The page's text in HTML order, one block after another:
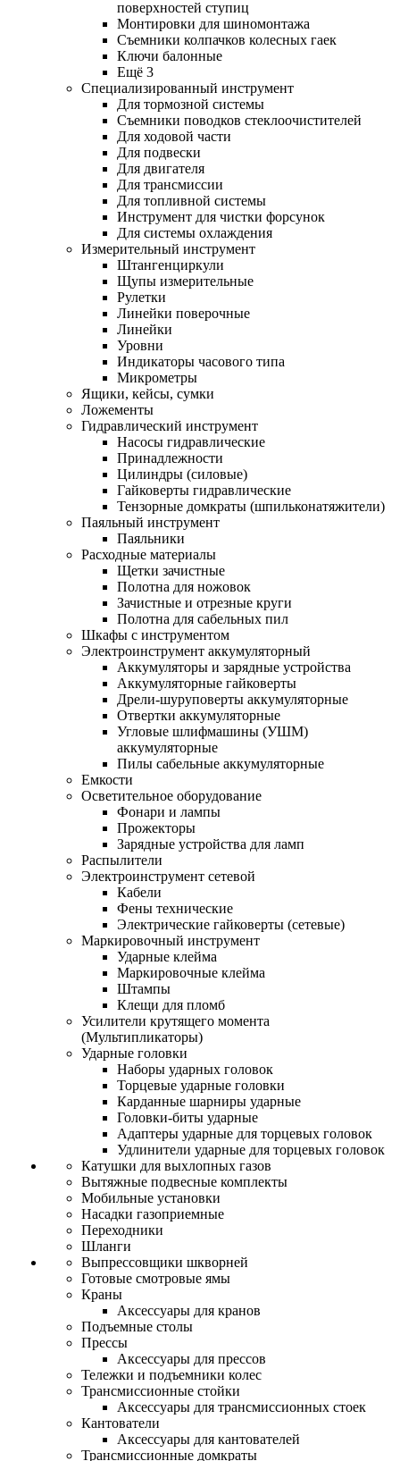
поверхностей ступиц
Монтировки для шиномонтажа
Съемники колпачков колесных гаек
Ключи балонные
Ещё 3
Специализированный инструмент
Для тормозной системы
Съемники поводков стеклоочистителей
Для ходовой части
Для подвески
Для двигателя
Для трансмиссии
Для топливной системы
Инструмент для чистки форсунок
Для системы охлаждения
Измерительный инструмент
Штангенциркули
Щупы измерительные
Рулетки
Линейки поверочные
Линейки
Уровни
Индикаторы часового типа
Микрометры
Ящики, кейсы, сумки
Ложементы
Гидравлический инструмент
Насосы гидравлические
Принадлежности
Цилиндры (силовые)
Гайковерты гидравлические
Тензорные домкраты (шпильконатяжители)
Паяльный инструмент
Паяльники
Расходные материалы
Щетки зачистные
Полотна для ножовок
Зачистные и отрезные круги
Полотна для сабельных пил
Шкафы с инструментом
Электроинструмент аккумуляторный
Аккумуляторы и зарядные устройства
Аккумуляторные гайковерты
Дрели-шуруповерты аккумуляторные
Отвертки аккумуляторные
Угловые шлифмашины (УШМ)
аккумуляторные
Пилы сабельные аккумуляторные
Емкости
Осветительное оборудование
Фонари и лампы
Прожекторы
Зарядные устройства для ламп
Распылители
Электроинструмент сетевой
Кабели
Фены технические
Электрические гайковерты (сетевые)
Маркировочный инструмент
Ударные клейма
Маркировочные клейма
Штампы
Клещи для пломб
Усилители крутящего момента
(Мультипликаторы)
Ударные головки
Наборы ударных головок
Торцевые ударные головки
Карданные шарниры ударные
Головки-биты ударные
Адаптеры ударные для торцевых головок
Удлинители ударные для торцевых головок
Катушки для выхлопных газов
Вытяжные подвесные комплекты
Мобильные установки
Насадки газоприемные
Переходники
Шланги
Выпрессовщики шкворней
Готовые смотровые ямы
Краны
Аксессуары для кранов
Подъемные столы
Прессы
Аксессуары для прессов
Тележки и подъемники колес
Трансмиссионные стойки
Аксессуары для трансмиссионных стоек
Кантователи
Аксессуары для кантователей
Трансмиссионные домкраты